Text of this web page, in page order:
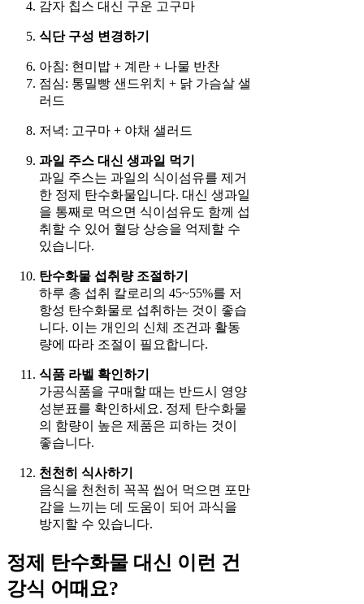
감자 칩스 대신 구운 고구마
식단 구성 변경하기
아침: 현미밥 + 계란 + 나물 반찬
점심: 통밀빵 샌드위치 + 닭 가슴살 샐
러드
저녁: 고구마 + 야채 샐러드
과일 주스 대신 생과일 먹기
과일 주스는 과일의 식이섬유를 제거
한 정제 탄수화물입니다. 대신 생과일
을 통째로 먹으면 식이섬유도 함께 섭
취할 수 있어 혈당 상승을 억제할 수
있습니다.
탄수화물 섭취량 조절하기
하루 총 섭취 칼로리의 45~55%를 저
항성 탄수화물로 섭취하는 것이 좋습
니다. 이는 개인의 신체 조건과 활동
량에 따라 조절이 필요합니다.
식품 라벨 확인하기
가공식품을 구매할 때는 반드시 영양
성분표를 확인하세요. 정제 탄수화물
의 함량이 높은 제품은 피하는 것이
좋습니다.
천천히 식사하기
음식을 천천히 꼭꼭 씹어 먹으면 포만
감을 느끼는 데 도움이 되어 과식을
방지할 수 있습니다.
정제 탄수화물 대신 이런 건
강식 어때요?